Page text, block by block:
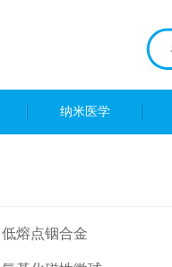
纳米医学
低熔点铟合金